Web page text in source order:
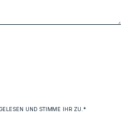
UND STIMME IHR ZU.*